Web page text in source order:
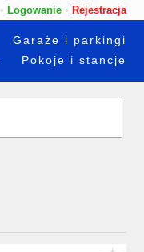
• Logowanie • Rejestracja
Garaże i parkingi
Pokoje i stancje